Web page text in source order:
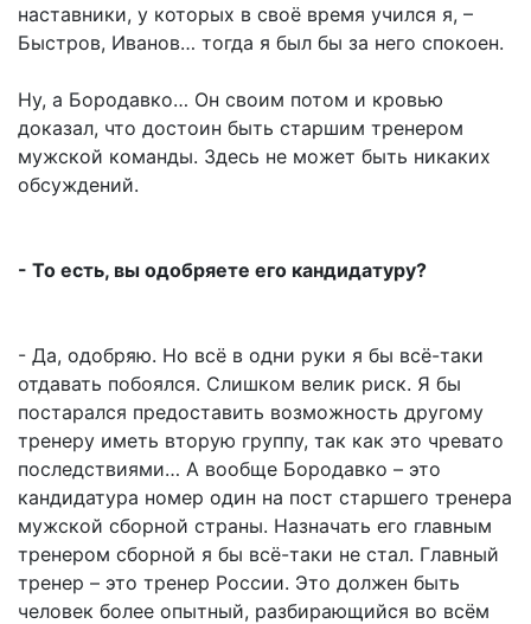
наставники, у которых в своё время учился я, –
Быстров, Иванов… тогда я был бы за него спокоен.
Ну, а Бородавко… Он своим потом и кровью
доказал, что достоин быть старшим тренером
мужской команды. Здесь не может быть никаких
обсуждений.
- То есть, вы одобряете его кандидатуру?
- Да, одобряю. Но всё в одни руки я бы всё-таки
отдавать побоялся. Слишком велик риск. Я бы
постарался предоставить возможность другому
тренеру иметь вторую группу, так как это чревато
последствиями… А вообще Бородавко – это
кандидатура номер один на пост старшего тренера
мужской сборной страны. Назначать его главным
тренером сборной я бы всё-таки не стал. Главный
тренер – это тренер России. Это должен быть
человек более опытный, разбирающийся во всём